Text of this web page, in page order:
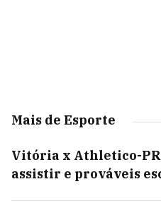
Mais de Esporte
Vitória x Athletico-
assistir e prováveis